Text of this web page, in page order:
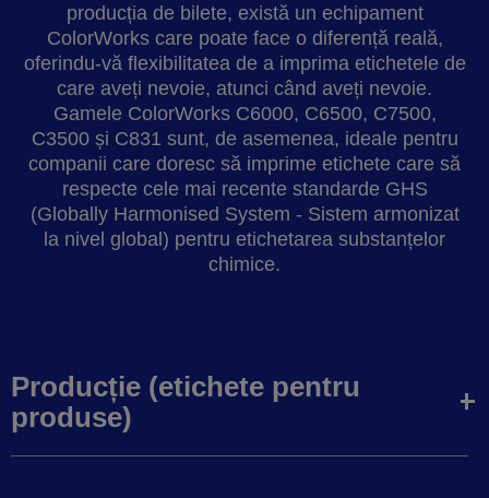
producția de bilete, există un echipament
ColorWorks care poate face o diferență reală,
oferindu-vă flexibilitatea de a imprima etichetele de
care aveți nevoie, atunci când aveți nevoie.
Gamele ColorWorks C6000, C6500, C7500,
C3500 și C831 sunt, de asemenea, ideale pentru
companii care doresc să imprime etichete care să
respecte cele mai recente standarde GHS
(Globally Harmonised System - Sistem armonizat
la nivel global) pentru etichetarea substanțelor
chimice.
Producție (etichete pentru
produse)